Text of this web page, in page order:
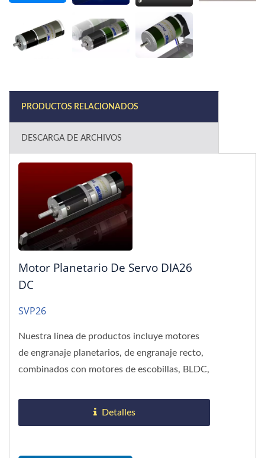
PRODUCTOS RELACIONADOS
DESCARGA DE ARCHIVOS
Motor Planetario De Servo DIA26
DC
SVP26
Nuestra línea de productos incluye motores
de engranaje planetarios, de engranaje recto,
combinados con motores de escobillas, BLDC,
Detalles